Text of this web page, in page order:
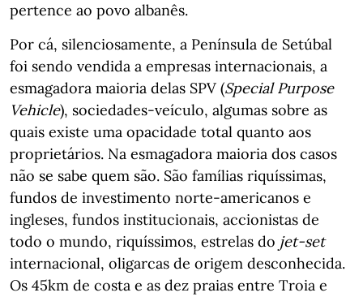
pertence ao povo albanês.
Por cá, silenciosamente, a Península de Setúbal
foi sendo vendida a empresas internacionais, a
esmagadora maioria delas SPV (Special Purpose
Vehicle), sociedades-veículo, algumas sobre as
quais existe uma opacidade total quanto aos
proprietários. Na esmagadora maioria dos casos
não se sabe quem são. São famílias riquíssimas,
fundos de investimento norte-americanos e
ingleses, fundos institucionais, accionistas de
todo o mundo, riquíssimos, estrelas do jet-set
internacional, oligarcas de origem desconhecida.
Os 45km de costa e as dez praias entre Troia e